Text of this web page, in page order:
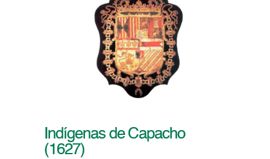
Indígenas de Capacho
(1627)